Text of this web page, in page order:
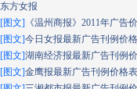
东方女报
[图文] 《温州商报》2011年广告
[图文]今日女报最新广告刊例价
[图文]湖南经济报最新广告刊例
[图文]金鹰报最新广告刊例价格表